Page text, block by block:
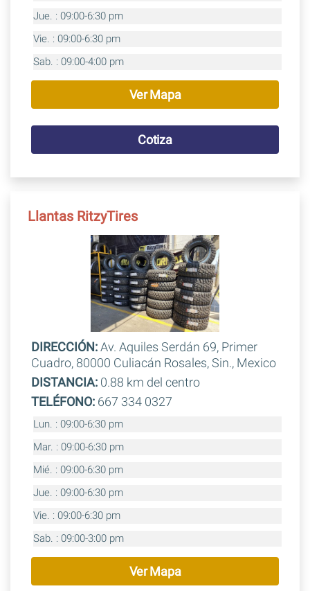
Jue. : 09:00-6:30 pm
Vie. : 09:00-6:30 pm
Sab. : 09:00-4:00 pm
Ver Mapa
Cotiza
Llantas RitzyTires
DIRECCIÓN:Av. Aquiles Serdán 69, Primer
Cuadro, 80000 Culiacán Rosales, Sin., Mexico
DISTANCIA:0.88 km del centro
TELÉFONO:667 334 0327
Lun. : 09:00-6:30 pm
Mar. : 09:00-6:30 pm
Mié. : 09:00-6:30 pm
Jue. : 09:00-6:30 pm
Vie. : 09:00-6:30 pm
Sab. : 09:00-3:00 pm
Ver Mapa